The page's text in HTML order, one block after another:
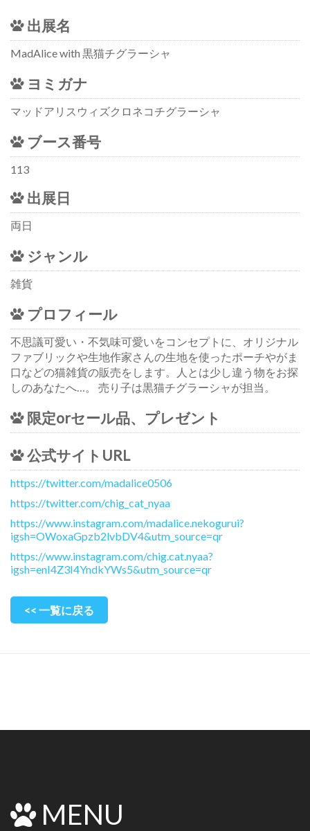
出展名
MadAlice with 黒猫チグラーシャ
ヨミガナ
マッドアリスウィズクロネコチグラーシャ
ブース番号
113
出展日
両日
ジャンル
雑貨
プロフィール
不思議可愛い・不気味可愛いをコンセプトに、オリジナル
ファブリックや生地作家さんの生地を使ったポーチやがま
口などの猫雑貨の販売をします。人とは少し違う物をお探
しのあなたへ…。 売り子は黒猫チグラーシャが担当。
限定orセール品、プレゼント
公式サイトURL
https://twitter.com/madalice0506
https://twitter.com/chig_cat_nyaa
https://www.instagram.com/madalice.nekogurui?
igsh=OWoxaGpzb2lvbDV4&utm_source=qr
https://www.instagram.com/chig.cat.nyaa?
igsh=enI4Z3I4YndkYWs5&utm_source=qr
<< 一覧に戻る
MENU